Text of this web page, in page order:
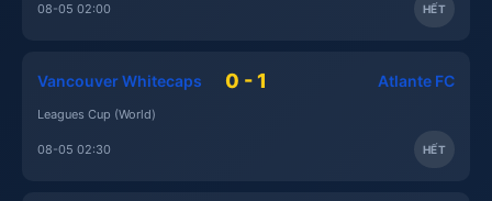
08-05 02:00 HẾT
Vancouver Whitecaps 0 - 1 Atlante FC
Leagues Cup (World)
08-05 02:30 HẾT